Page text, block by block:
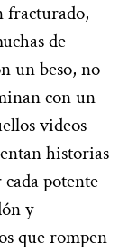
fracturado,
de
un beso, no
con un
videos
historias
potente
y
que rompen